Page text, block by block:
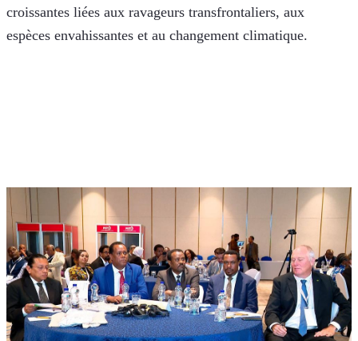
croissantes liées aux ravageurs transfrontaliers, aux
espèces envahissantes et au changement climatique.